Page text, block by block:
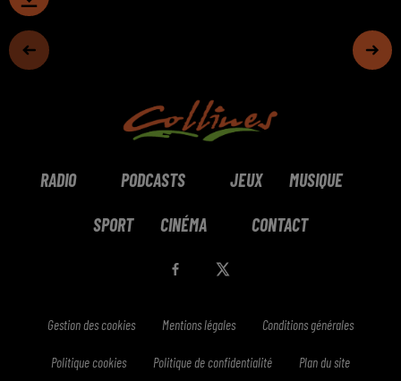
RADIO PODCASTS JEUX MUSIQUE
SPORT CINÉMA CONTACT
Gestion des cookies Mentions légales Conditions générales
Politique cookies Politique de confidentialité Plan du site